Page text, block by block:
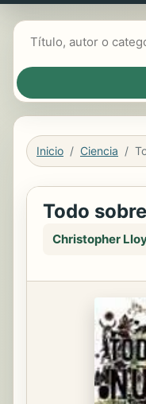
Inicio Ciencia
Todo
Christopher